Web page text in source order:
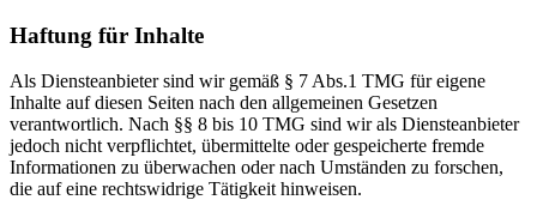
Haftung für Inhalte
Als Diensteanbieter sind wir gemäß § 7 Abs.1 TMG für eigene
Inhalte auf diesen Seiten nach den allgemeinen Gesetzen
verantwortlich. Nach §§ 8 bis 10 TMG sind wir als Diensteanbieter
jedoch nicht verpflichtet, übermittelte oder gespeicherte fremde
Informationen zu überwachen oder nach Umständen zu forschen,
die auf eine rechtswidrige Tätigkeit hinweisen.